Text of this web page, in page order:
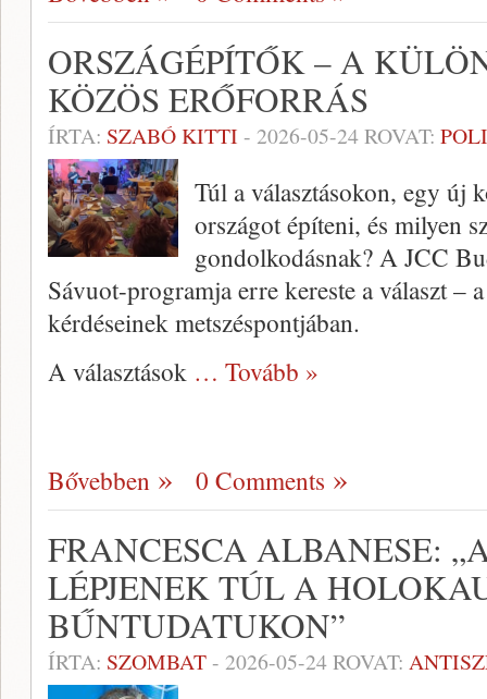
ORSZÁGÉPÍTŐK – A
KÖZÖS ERŐFORRÁS
ÍRTA: SZABÓ KITTI - 2026-05-24ROVAT:
Túl a választásokon, egy új
országot építeni, és milyen
gondolkodásnak? A JCC
Sávuot-programja erre kereste a választ –
kérdéseinek metszéspontjában.
A választások … Tovább »
Bővebben 0 Comments
FRANCESCA ALBANESE:
LÉPJENEK TÚL A
BŰNTUDATUKON”
ÍRTA: SZOMBAT- 2026-05-24ROVAT: